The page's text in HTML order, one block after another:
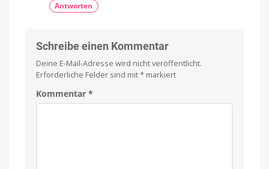
Antworten
Schreibe einen Kommentar
Deine E-Mail-Adresse wird nicht veröffentlicht.
Erforderliche Felder sind mit* markiert
Kommentar *